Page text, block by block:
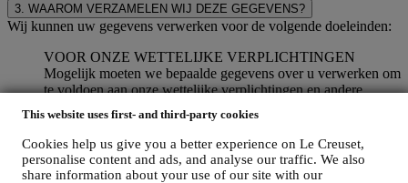
This website uses first- and third-party cookies
Cookies help us give you a better experience on Le Creuset,
personalise content and ads, and analyse our traffic. We also
share information about your use of our site with our
3. WAAROM VERZAMELEN WIJ DEZE GEGEVENS?
Wij kunnen uw gegevens verwerken voor de volgende doeleinden:
VOOR ONZE WETTELIJKE VERPLICHTINGEN
Mogelijk moeten we bepaalde gegevens over u verwerken om
te voldoen aan onze wettelijke verplichtingen en andere
OM EEN LE CREUSET-ACCOUNT AAN TE MAKEN
We zullen uw gegevens gebruiken om een Le Creuset-
account aan te maken die u toegang geeft tot een reeks
voordelen voor geregistreerde gebruikers, om beter te kunnen